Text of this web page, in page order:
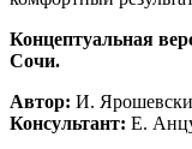
Концептуальная
Сочи.
Автор: И.
Консультант: Е.